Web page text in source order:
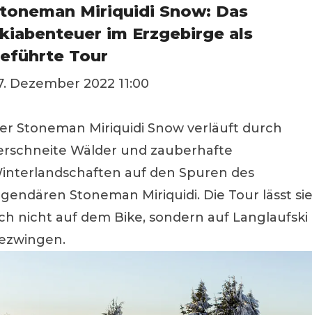
Miriquidi Snow: Das
im Erzgebirge als
Tour
Dezember 2022 11:00
Stoneman Miriquidi Snow verläuft durch
Wälder und zauberhafte
auf den Spuren des
Stoneman Miriquidi. Die Tour lässt sie
nicht auf dem Bike, sondern auf Langlaufski